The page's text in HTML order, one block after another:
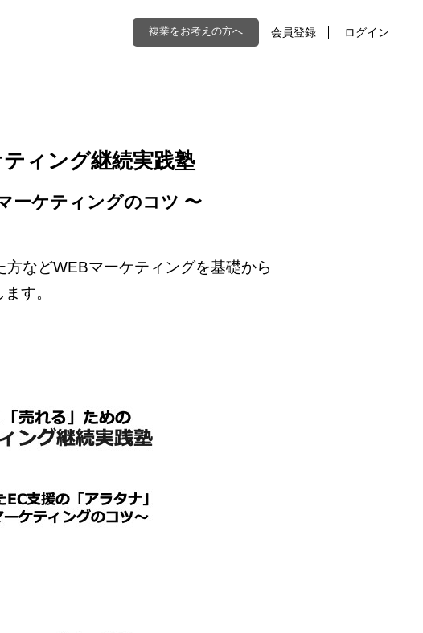
複業をお考えの方へ 会員登録 ログイン
ィング継続実践塾
ーケティングのコツ 〜
などWEBマーケティングを基礎から
す。